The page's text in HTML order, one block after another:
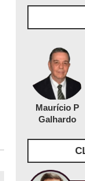
Maurício P
Galhardo